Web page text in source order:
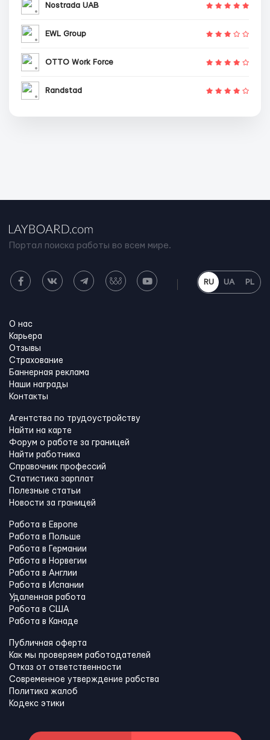
Nostrada UAB
EWL Group
OTTO Work Force
Randstad
Портал поиска работы во всем мире.
RU UA PL
О нас
Карьера
Отзывы
Страхование
Баннерная реклама
Наши награды
Контакты
Агентства по трудоустройству
Найти на карте
Форум о работе за границей
Найти работника
Справочник профессий
Статистика зарплат
Полезные статьи
Новости за границей
Работа в Европе
Работа в Польше
Работа в Германии
Работа в Норвегии
Работа в Англии
Работа в Испании
Удаленная работа
Работа в США
Работа в Канадe
Публичная оферта
Как мы проверяем работодателей
Отказ от ответственности
Современное утверждение рабства
Политика жалоб
Кодекс этики